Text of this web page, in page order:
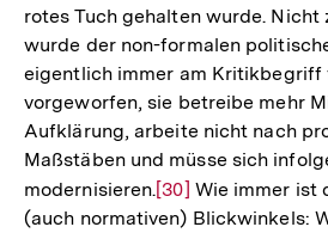
rotes Tuch gehalten wurde. Nicht
wurde der non-formalen
eigentlich immer am Kritikbegriff
vorgeworfen, sie betreibe mehr
Aufklärung, arbeite nicht nach
Maßstäben und müsse sich
modernisieren.Zur
Auflösung
[30] Wie immer ist
(auch normativen) Blickwinkels: